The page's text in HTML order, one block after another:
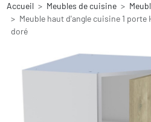
Accueil Meubles de cuisine
Meuble haut d'angle cuisine 1 porte
doré